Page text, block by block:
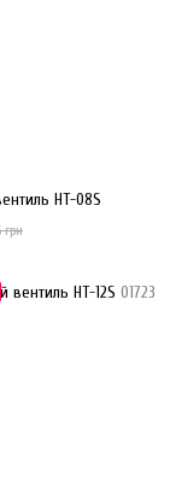
HT-08S
грн